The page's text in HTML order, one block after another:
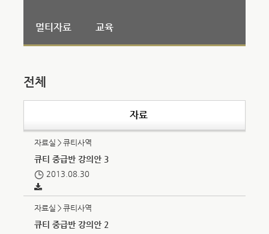
멀티자료 교육
전체
자료
자료실＞큐티사역
큐티 중급반 강의안 3
2013.08.30
자료실＞큐티사역
큐티 중급반 강의안 2